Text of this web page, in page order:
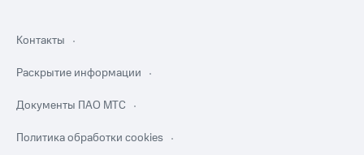
Контакты
Раскрытие информации
Документы ПАО МТС
Политика обработки cookies